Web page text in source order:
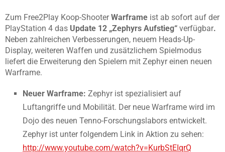
Zum Free2Play Koop-ShooterWarframe ist ab sofort auf der
PlayStation 4 das Update 12 „Zephyrs Aufstieg“ verfügbar.
Neben zahlreichen Verbesserungen, neuem Heads-Up-
Display, weiteren Waffen und zusätzlichem Spielmodus
liefert die Erweiterung den Spielern mit Zephyr einen neuen
Warframe.
Neuer Warframe: Zephyr ist spezialisiert auf
Luftangriffe und Mobilität. Der neue Warframe wird im
Dojo des neuen Tenno-Forschungslabors entwickelt.
Zephyr ist unter folgendem Link in Aktion zu sehen:
http://www.youtube.com/watch?v=KurbStEIqrQ